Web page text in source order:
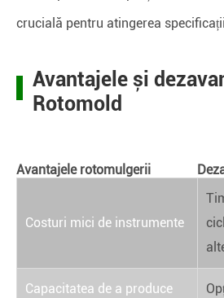
crucială pentru atingerea
Avantajele și
Rotomold
Avantajele rotomulgerii
Costuri mici de instrumente
Capacitatea de a produce